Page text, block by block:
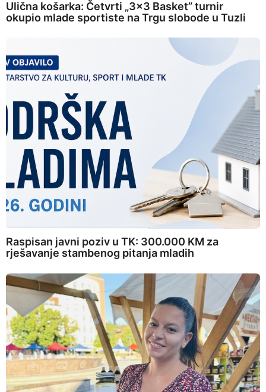
Ulična košarka: Četvrti „3×3 Basket” turnir
okupio mlade sportiste na Trgu slobode u Tuzli
Raspisan javni poziv u TK: 300.000 KM za
rješavanje stambenog pitanja mladih